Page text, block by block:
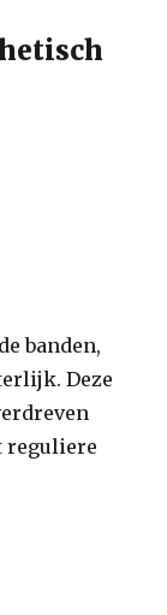
banden,
Deze
reguliere